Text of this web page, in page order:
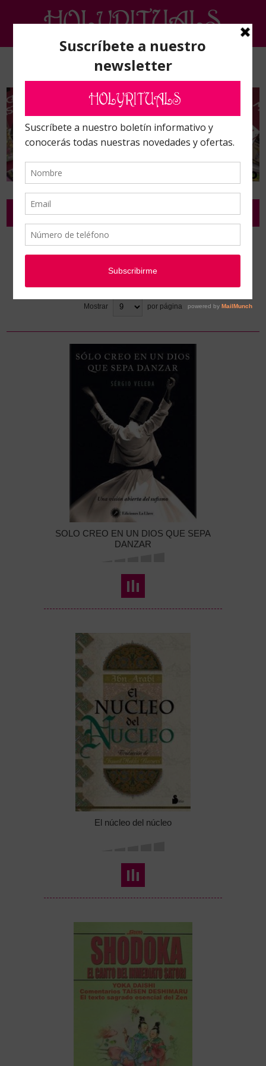
SUFISMO
Inicio / Libros / Sufismo
Mostrar por página
SOLO CREO EN UN DIOS QUE SEPA
DANZAR
El núcleo del núcleo